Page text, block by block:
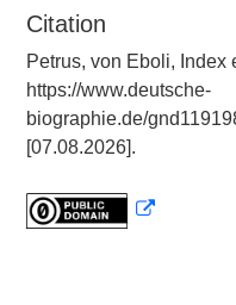
Citation
Petrus, von Eboli, Index
https://www.deutsche-
biographie.de/
[07.08.2026].